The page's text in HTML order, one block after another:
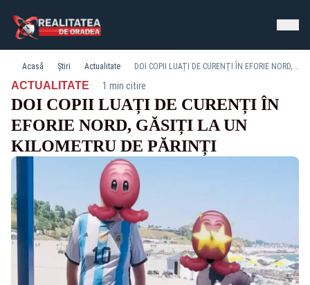
Acasă Știri Actualitate DOI COPII LUAȚI DE CURENȚI ÎN EFORIE NORD, GĂSIȚI LA UN KILOMETRU DE PĂRINȚI
ACTUALITATE· 1 min citire
DOI COPII LUAȚI DE CURENȚI ÎN
EFORIE NORD, GĂSIȚI LA UN
KILOMETRU DE PĂRINȚI